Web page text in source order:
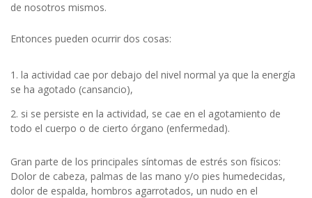
de nosotros mismos.
Entonces pueden ocurrir dos cosas:
la actividad cae por debajo del nivel normal ya que la energía
se ha agotado (cansancio),
si se persiste en la actividad, se cae en el agotamiento de
todo el cuerpo o de cierto órgano (enfermedad).
Gran parte de los principales síntomas de estrés son físicos:
Dolor de cabeza, palmas de las mano y/o pies humedecidas,
dolor de espalda, hombros agarrotados, un nudo en el